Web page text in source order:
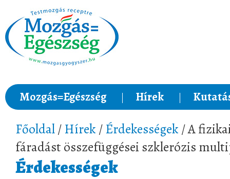
Mozgás=Egészség Hírek
Főoldal/ Hírek / Érdekességek / A
fáradást összefüggései szklerózis
Érdekességek